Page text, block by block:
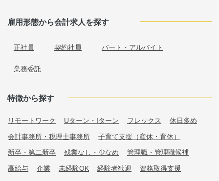
雇用形態から会計求人を探す
正社員 契約社員 パート・アルバイト
業務委託
特徴から探す
リモートワーク Uターン・Iターン フレックス 休日多め
会計事務所・税理士事務所 子育て支援（産休・育休）
新卒・第二新卒 残業なし・少なめ 管理職・管理職候補
高給与 企業 未経験OK 経験者歓迎 資格取得支援